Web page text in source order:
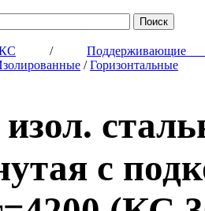
/
/Горизонтальные
с